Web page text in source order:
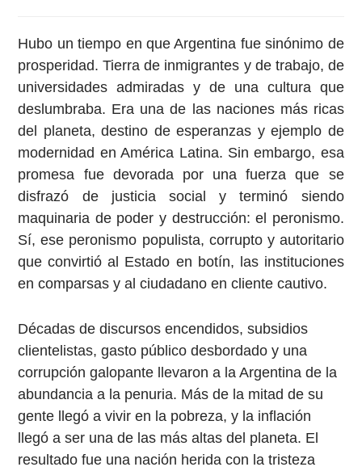
Hubo un tiempo en que Argentina fue sinónimo de
prosperidad. Tierra de inmigrantes y de trabajo, de
universidades admiradas y de una cultura que
deslumbraba. Era una de las naciones más ricas
del planeta, destino de esperanzas y ejemplo de
modernidad en América Latina. Sin embargo, esa
promesa fue devorada por una fuerza que se
disfrazó de justicia social y terminó siendo
maquinaria de poder y destrucción: el peronismo.
Sí, ese peronismo populista, corrupto y autoritario
que convirtió al Estado en botín, las instituciones
en comparsas y al ciudadano en cliente cautivo.
Décadas de discursos encendidos, subsidios
clientelistas, gasto público desbordado y una
corrupción galopante llevaron a la Argentina de la
abundancia a la penuria. Más de la mitad de su
gente llegó a vivir en la pobreza, y la inflación
llegó a ser una de las más altas del planeta. El
resultado fue una nación herida con la tristeza